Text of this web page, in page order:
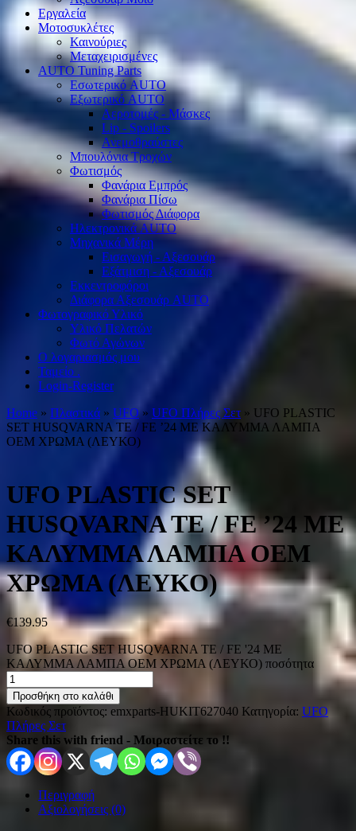
Εργαλεία
Μοτοσυκλέτες
Καινούριες
Μεταχειρισμένες
AUTO Tuning Parts
Εσωτερικό AUTO
Εξωτερικό AUTO
Αεροτομές - Μάσκες
Lip - Spoilers
Ανεμοθραύστες
Μπουλόνια Τροχών
Φωτισμός
Φανάρια Εμπρός
Φανάρια Πίσω
Φωτισμός Διάφορα
Ηλεκτρονικά AUTO
Μηχανικά Μέρη
Εισαγωγή - Αξεσουάρ
Εξάτμιση - Αξεσουάρ
Εκκεντροφόροι
Διάφορα Αξεσουάρ AUTO
Φωτογραφικό Υλικό
Υλικό Πελατών
Φωτό Αγώνων
Ο λογαριασμός μου
Ταμείο .
Login-Register
Home » Πλαστικά » UFO » UFO Πλήρες Σετ » UFO PLASTIC
SET HUSQVARNA TE / FE ’24 ΜΕ ΚΑΛΥΜΜΑ ΛΑΜΠΑ
OEM ΧΡΩΜΑ (ΛΕΥΚΟ)
UFO PLASTIC SET
HUSQVARNA TE / FE ’24 ΜΕ
ΚΑΛΥΜΜΑ ΛΑΜΠΑ OEM
ΧΡΩΜΑ (ΛΕΥΚΟ)
€139.95
UFO PLASTIC SET HUSQVARNA TE / FE '24 ΜΕ
ΚΑΛΥΜΜΑ ΛΑΜΠΑ OEM ΧΡΩΜΑ (ΛΕΥΚΟ) ποσότητα
Προσθήκη στο καλάθι
Κωδικός προϊόντος: emxparts-HUKIT627040 Κατηγορία: UFO
Πλήρες Σετ
Share this with friend - Μοιραστείτε το !!
Περιγραφή
Αξιολογήσεις (0)